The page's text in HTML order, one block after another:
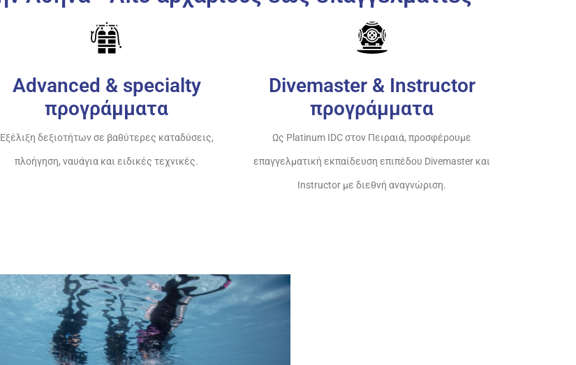
Advanced & specialty
προγράμματα
Εξέλιξη δεξιοτήτων σε βαθύτερες καταδύσεις,
πλοήγηση, ναυάγια και ειδικές τεχνικές.
Divemaster & Instructor
προγράμματα
Ως Platinum IDC στον Πειραιά, προσφέρουμε
επαγγελματική εκπαίδευση επιπέδου Divemaster και
Instructor με διεθνή αναγνώριση.